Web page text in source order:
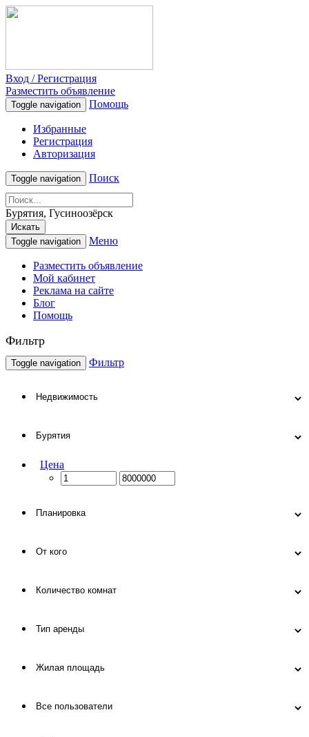
Вход / Регистрация
Разместить объявление
Toggle navigation Помощь
Избранные
Регистрация
Авторизация
Toggle navigation Поиск
Бурятия, Гусиноозёрск
Искать
Toggle navigation
Меню
Разместить объявление
Мой кабинет
Реклама на сайте
Блог
Помощь
Фильтр
Toggle navigation Фильтр
Цена